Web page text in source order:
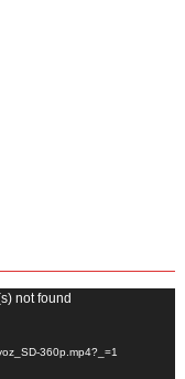
not found
360p.mp4?_=1